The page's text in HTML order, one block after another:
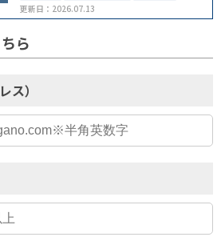
更新日：2026.07.13
ら
ス）